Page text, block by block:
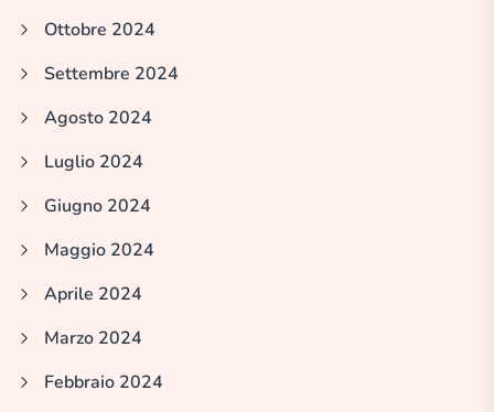
Ottobre 2024
Settembre 2024
Agosto 2024
Luglio 2024
Giugno 2024
Maggio 2024
Aprile 2024
Marzo 2024
Febbraio 2024